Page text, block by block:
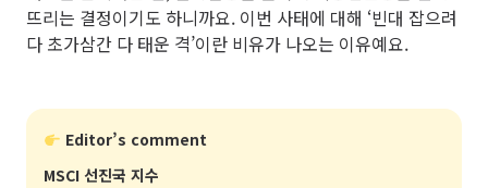
뜨리는 결정이기도 하니까요. 이번 사태에 대해 ‘빈대 잡으려
다 초가삼간 다 태운 격’이란 비유가 나오는 이유예요.
Editor’s comment
MSCI 선진국 지수